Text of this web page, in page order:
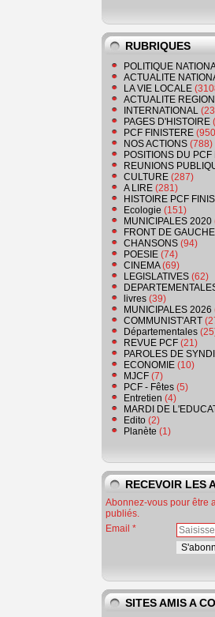
RUBRIQUES
POLITIQUE
ACTUALITE
LA VIE LOCALE
ACTUALITE
INTERNATIONAL
PAGES D'HISTOIRE
PCF FINISTERE
NOS ACTIONS (788)
POSITIONS DU
REUNIONS
CULTURE (287)
A LIRE (281)
HISTOIRE PCF
Ecologie (151)
MUNICIPALES 2020
FRONT DE
CHANSONS (94)
POESIE (74)
CINEMA(69)
LEGISLATIVES (62)
livres (39)
MUNICIPALES 2026
COMMUNIST'ART
Départementales
REVUE PCF (21)
PAROLES DE
ECONOMIE (10)
MJCF (7)
PCF - Fêtes (5)
Entretien (4)
MARDI DE
Edito (2)
Planète (1)
RECEVOIR LES
Abonnez-vous pour être
publiés.
Email
SITES AMIS A